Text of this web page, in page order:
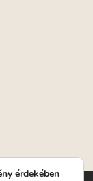
érdekében